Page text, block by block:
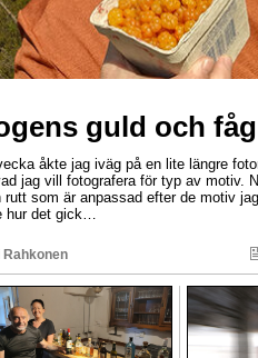
guld och
åkte jag iväg på en lite längre
jag vill fotografera för typ av motiv.
som är anpassad efter de motiv
hur det gick…
Rahkonen